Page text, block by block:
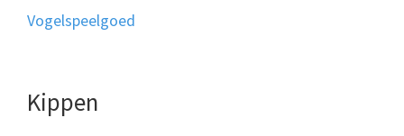
Vogelspeelgoed
Kippen